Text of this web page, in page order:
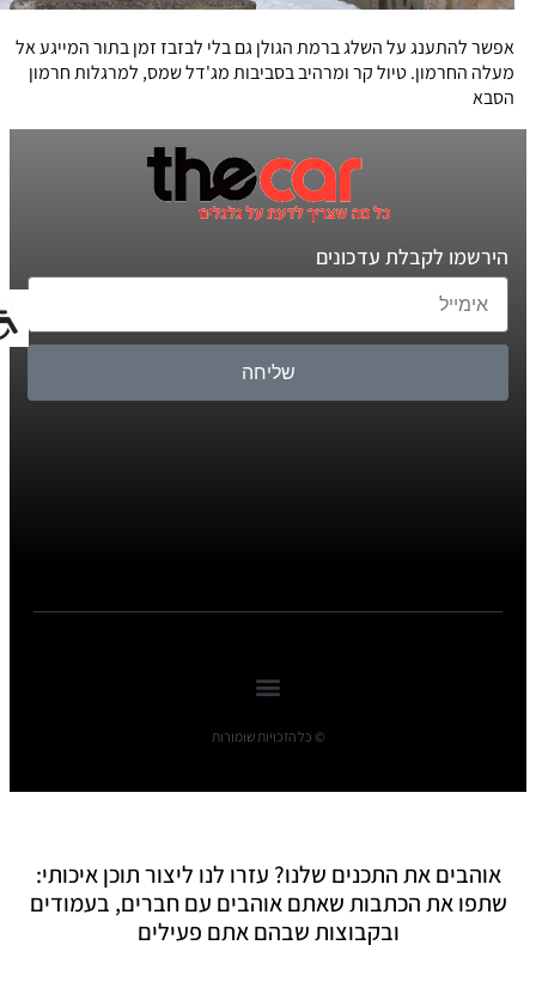
אפשר להתענג על השלג ברמת הגולן גם בלי לבזבז זמן בתור המייגע אל
מעלה החרמון. טיול קר ומרהיב בסביבות מג'דל שמס, למרגלות חרמון
הסבא
הירשמו לקבלת עדכונים
שליחה
© כל הזכויות שומורות
אוהבים את התכנים שלנו? עזרו לנו ליצור תוכן איכותי:
שתפו את הכתבות שאתם אוהבים עם חברים, בעמודים
ובקבוצות שבהם אתם פעילים